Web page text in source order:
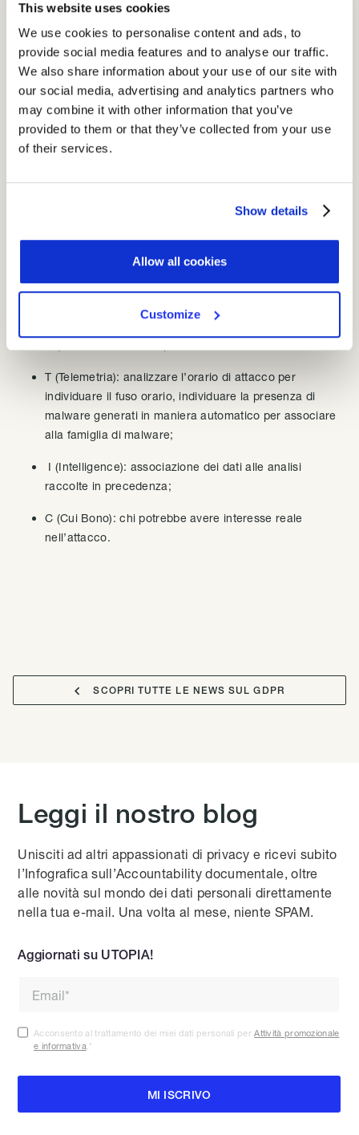
This website uses cookies
We use cookies to personalise content and ads, to
provide social media features and to analyse our traffic.
We also share information about your use of our site with
our social media, advertising and analytics partners who
may combine it with other information that you’ve
provided to them or that they’ve collected from your use
of their services.
Show details
Allow all cookies
Customize
adagio “il bene trionfa sempre”:
A volte per scelta, dettato dall’ego di lasciare tracce per
fornire gli strumenti per essere catturato, a volte per
distrazione, fatto sta chegli attaccanti commettono sempre
errori.
tipologia di attaccante
Come si può associare l’errore alla categoria di appartenenza
M (Malware): Analisi del malware;
I (Infrastruttura): Analisi dell’infrastruttura;
T (Telemetria): analizzare l’orario di attacco per
individuare il fuso orario, individuare la presenza di
malware generati in maniera automatico per associare
alla famiglia di malware;
I (Intelligence): associazione dei dati alle analisi
raccolte in precedenza;
C (Cui Bono): chi potrebbe avere interesse reale
nell’attacco.
 SCOPRI TUTTE LE NEWS SUL GDPR
Leggi il nostro blog
Unisciti ad altri appassionati di privacy e ricevi subito
l’Infografica sull’Accountability documentale, oltre
alle novità sul mondo dei dati personali direttamente
nella tua e-mail. Una volta al mese, niente SPAM.
Aggiornati su UTOPIA!
Acconsento al trattamento dei miei dati personali perAttività promozionale
e informativa *